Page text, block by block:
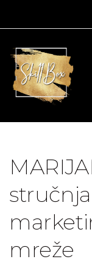
mreže